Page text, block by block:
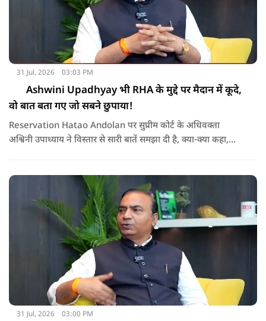
31 Jul, 2026 03:03 PM
Ashwini Upadhyay भी RHA के मुद्दे पर मैदान में कूदे,
वो बात बता गए जो सबने छुपाया!
Reservation Hatao Andolan पर सुप्रीम कोर्ट के अधिवक्ता
अश्विनी उपाध्याय ने विस्तार से सारी बातें समझा दी है, क्या-क्या कहा,
31 Jul, 2026 03:00 PM